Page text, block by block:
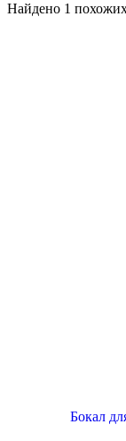
Найдено 1
Бокал